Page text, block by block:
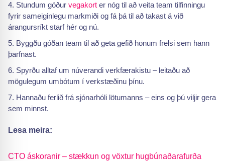
Stundum góður vegakort er nóg til að veita team tilfinningu
fyrir sameiginlegu markmiði og fá þá til að takast á við
árangursríkt starf hér og nú.
Byggðu góðan team til að geta gefið honum frelsi sem hann
þarfnast.
Spyrðu alltaf um núverandi verkfærakistu – leitaðu að
mögulegum umbótum í verkstæðinu þínu.
Hannaðu ferlið frá sjónarhóli lötumanns – eins og þú viljir gera
sem minnst.
Lesa meira:
CTO áskoranir – stækkun og vöxtur hugbúnaðarafurða